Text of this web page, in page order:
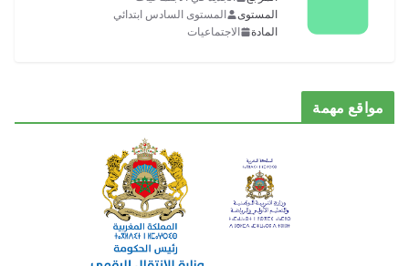
المستوى
المستوى السادس ابتدائي
المادة
الاجتماعيات
مواقع مهمة